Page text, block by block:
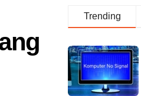
Trending